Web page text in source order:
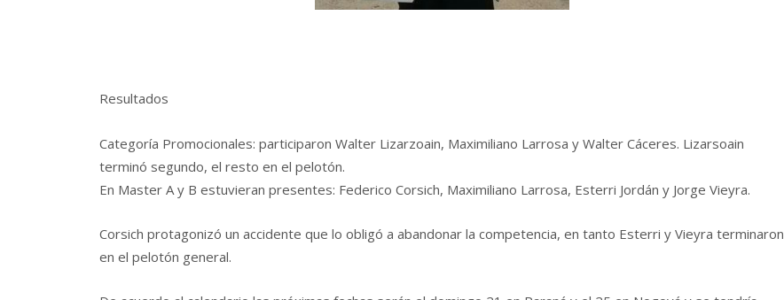
Resultados
Categoría Promocionales: participaron Walter Lizarzoain, Maximiliano Larrosa y Walter Cáceres. Lizarsoain
terminó segundo, el resto en el pelotón.
En Master A y B estuvieran presentes: Federico Corsich, Maximiliano Larrosa, Esterri Jordán y Jorge Vieyra.
Corsich protagonizó un accidente que lo obligó a abandonar la competencia, en tanto Esterri y Vieyra terminaron
en el pelotón general.